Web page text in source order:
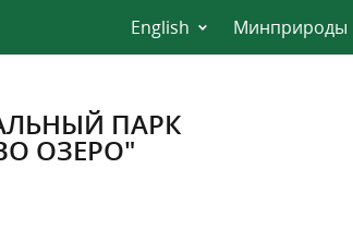
English Минприроды
ПАРК
ОЗЕРО"